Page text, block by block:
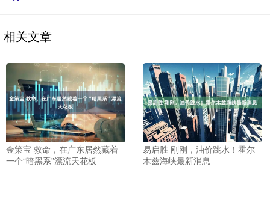
相关文章
金策宝 救命，在广东居然藏着
一个“暗黑系”漂流天花板
易启胜 刚刚，油价跳水！霍尔
木兹海峡最新消息